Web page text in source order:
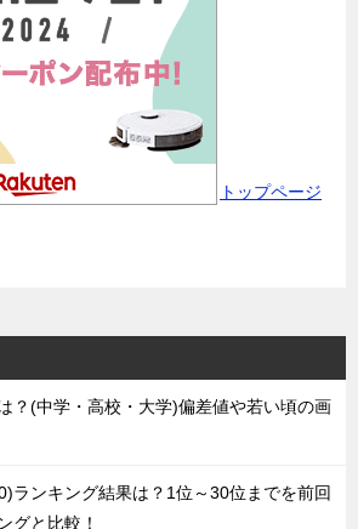
トップページ
？(中学・高校・大学)偏差値や若い頃の画
ランキング結果は？1位～30位までを前回
グと比較！